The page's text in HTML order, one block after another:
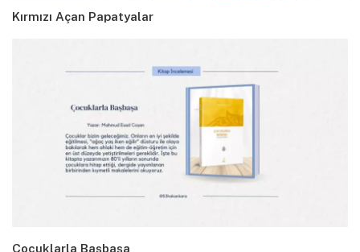
Kırmızı Açan Papatyalar
Çocuklarla Başbaşa